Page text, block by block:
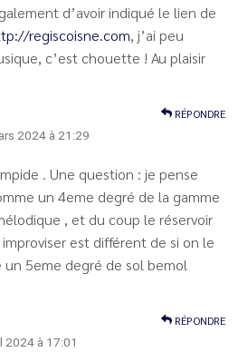
d’avoir indiqué le lien de
regiscoisne.com, j’ai peu
c’est chouette ! Au plaisir
RÉPONDRE
2024 à 21:29
. Une question : je pense
un 4eme degré de la gamme
, et du coup le réservoir
est différent de si on le
un 5eme degré de sol bemol
RÉPONDRE
2024 à 17:01